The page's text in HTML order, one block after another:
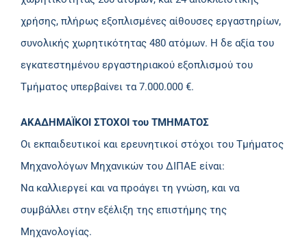
χρήσης, πλήρως εξοπλισμένες αίθουσες εργαστηρίων,
συνολικής χωρητικότητας 480 ατόμων. Η δε αξία του
εγκατεστημένου εργαστηριακού εξοπλισμού του
Τμήματος υπερβαίνει τα 7.000.000 €.
ΑΚΑΔΗΜΑΪΚΟΙ ΣΤΟΧΟΙ του ΤΜΗΜΑΤΟΣ
Οι εκπαιδευτικοί και ερευνητικοί στόχοι του Τμήματος
Μηχανολόγων Μηχανικών του ΔΙΠΑΕ είναι:
Να καλλιεργεί και να προάγει τη γνώση, και να
συμβάλλει στην εξέλιξη της επιστήμης της
Μηχανολογίας.